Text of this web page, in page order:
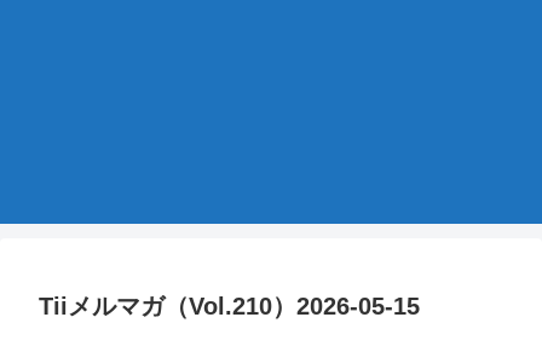
Tiiメルマガ（Vol.210）2026-05-15